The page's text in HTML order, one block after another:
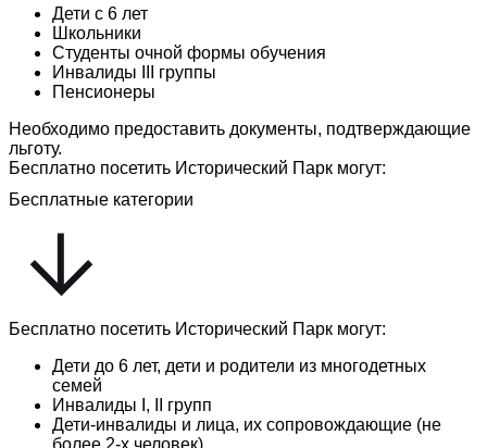
Дети с 6 лет
Школьники
Студенты очной формы обучения
Инвалиды III группы
Пенсионеры
Необходимо предоставить документы, подтверждающие
льготу.
Бесплатно посетить Исторический Парк могут:
Бесплатные категории
Бесплатно посетить Исторический Парк могут:
Дети до 6 лет, дети и родители из многодетных
семей
Инвалиды I, II групп
Дети-инвалиды и лица, их сопровождающие (не
более 2-х человек)